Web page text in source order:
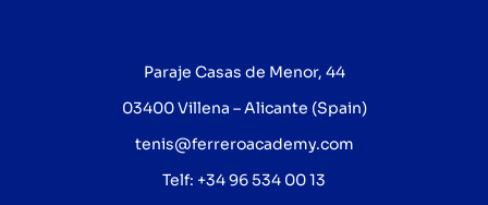
Paraje Casas de Menor, 44
03400 Villena – Alicante (Spain)
tenis@ferreroacademy.com
Telf: +34 96 534 00 13